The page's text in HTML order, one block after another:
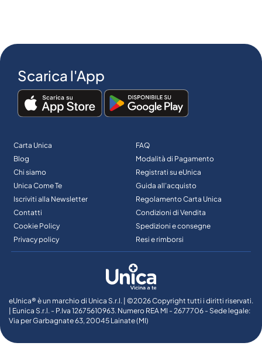
Scarica l'App
Carta Unica
Blog
Chi siamo
Unica Come Te
Iscriviti alla Newsletter
Contatti
Cookie Policy
Privacy policy
FAQ
Modalità di Pagamento
Registrati su eUnica
Guida all’acquisto
Regolamento Carta Unica
Condizioni di Vendita
Spedizioni e consegne
Resi e rimborsi
eUnica® è un marchio di Unica S.r.l. | ©2026 Copyright tutti i diritti riservati.
| Eunica S.r.l. - P.Iva 12675610963. Numero REA MI - 2677706 - Sede legale:
Via per Garbagnate 63, 20045 Lainate (MI)